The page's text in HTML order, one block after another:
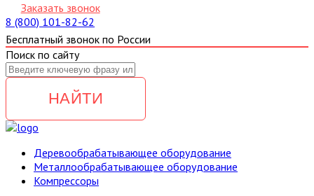
Заказать звонок
8 (800) 101-82-62
Бесплатный звонок по России
Поиск по сайту
НАЙТИ
Деревообрабатывающее оборудование
Металлообрабатывающее оборудование
Компрессоры